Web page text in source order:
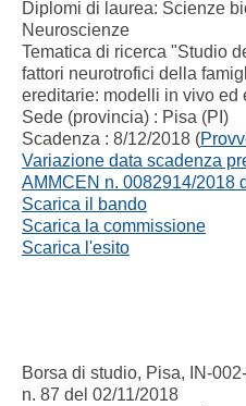
Diplomi di laurea: Scienze
Neuroscienze
Tematica di ricerca "Studio
fattori neurotrofici della
ereditarie: modelli in vivo ed
Sede (provincia) : Pisa (PI)
Scadenza : 8/12/2018 (
Variazione data scadenza
AMMCEN n. 0082914/2018
Scarica il bando
Scarica la commissione
Scarica l'esito
Borsa di studio, Pisa, IN-
n. 87 del 02/11/2018